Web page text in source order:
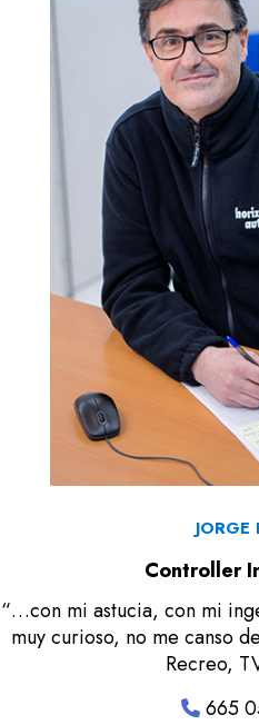
JORGE
Controller
“…con mi astucia, con mi
muy curioso, no me canso
Recreo,
665